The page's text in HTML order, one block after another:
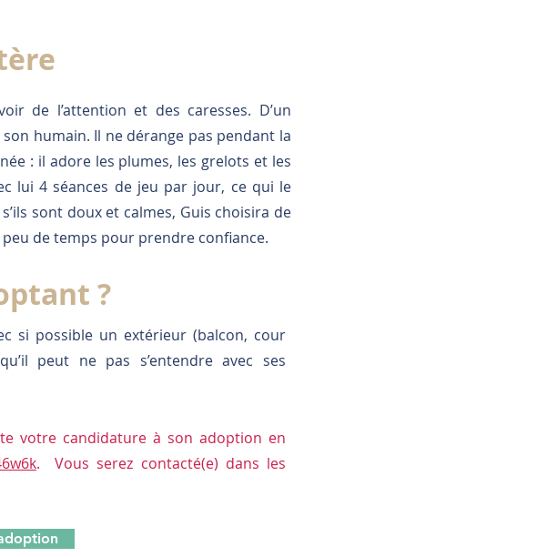
de l’attention et des caresses. D’un
humain. Il ne dérange pas pendant la
: il adore les plumes, les grelots et les
lui 4 séances de jeu par jour, ce qui le
sont doux et calmes, Guis choisira de
de temps pour prendre confiance.
?
si possible un extérieur (balcon, cour
peut ne pas s’entendre avec ses
votre candidature à son adoption en
. Vous serez contacté(e) dans les